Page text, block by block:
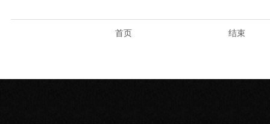
首页 结束